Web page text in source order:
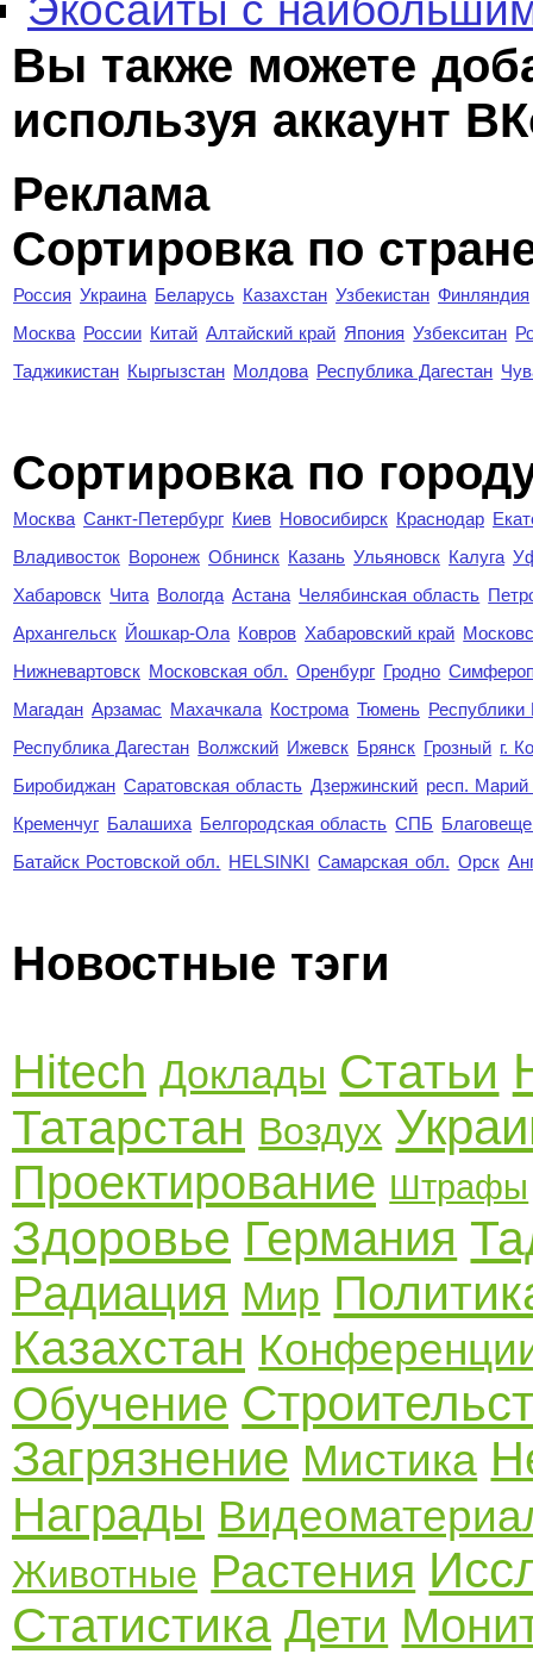
Экосайты с
Вы также можете
используя аккаунт
Реклама
Сортировка по
Россия Украина Беларусь Казахстан Узбекистан Финляндия
Москва России Китай Алтайский край Япония Узбекситан
Таджикистан Кыргызстан Молдова Республика Дагестан
Cортировка по
Москва Санкт-Петербург Киев Новосибирск Краснодар
Владивосток Воронеж Обнинск Казань Ульяновск Калуга
Хабаровск Чита Вологда Астана Челябинская область
Архангельск Йошкар-Ола Ковров Хабаровский край
Нижневартовск Московская обл. Оренбург Гродно
Магадан Арзамас Махачкала Кострома Тюмень Республики
Республика Дагестан Волжский Ижевск Брянск Грозный г.
Биробиджан Саратовская область Дзержинский респ.
Кременчуг Балашиха Белгородская область СПБ
Батайск Ростовской обл. HELSINKI Самарская обл. Орск
Новостные тэги
Hitech Доклады Статьи
Татарстан Воздух
Проектирование Штрафы
Здоровье Германия
Радиация Мир
Казахстан
Обучение
Загрязнение Мистика
Награды
Животные Растения
Статистика Дети